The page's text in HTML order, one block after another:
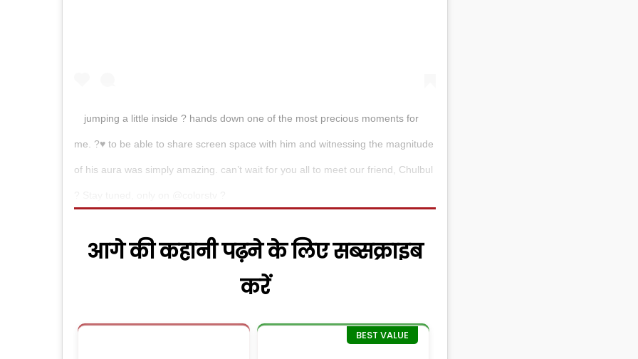
jumping a little inside ? hands down one of the most precious moments for
me. ?♥️ to be able to share screen space with him and witnessing the magnitude
of his aura was simply amazing. can’t wait for you all to meet our friend, Chulbul
आगे की कहानी पढ़ने के लिए सब्सक्राइब
करें